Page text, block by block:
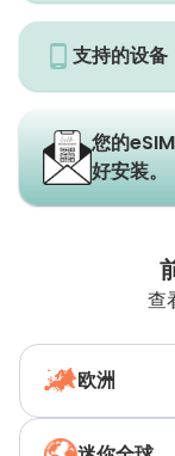
支持的设备
您的
好安装。
查
欧洲